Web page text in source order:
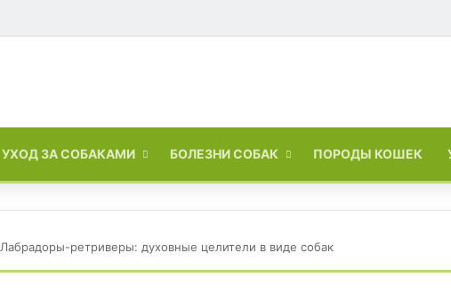
УХОД ЗА СОБАКАМИ БОЛЕЗНИ СОБАК ПОРОДЫ КОШЕК
Лабрадоры-ретриверы: духовные целители в виде собак